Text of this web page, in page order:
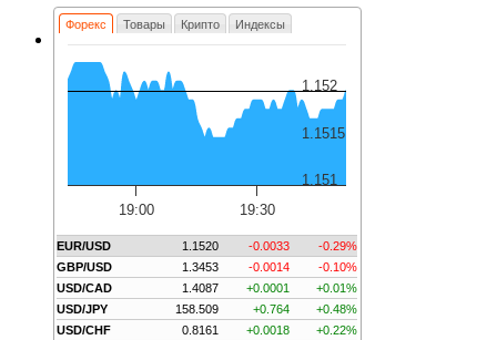
Форекс Товары Крипто Индексы
19:00 19:30
1.151
1.1515
1.152
EUR/USD 1.1520 -0.0033
-0.29%
GBP/USD
1.3453 -0.0014
-0.10%
USD/CAD
1.4087 +0.0001
+0.01%
USD/JPY
158.509 +0.764
+0.48%
USD/CHF
0.8161 +0.0018
+0.22%